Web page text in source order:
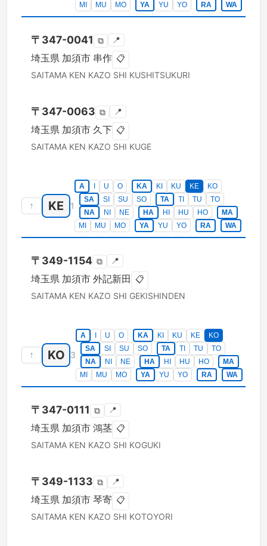
MI
MU MO YA YU YO RA WA
〒 347-0041 ⧉ 📍
埼玉県 加須市 串作 📋
SAITAMA KEN KAZO SHI KUSHITSUKURI
〒 347-0063 ⧉ 📍
埼玉県 加須市 久下 📋
SAITAMA KEN KAZO SHI KUGE
↑ KE 1
A U O KA KI KU KE
KO
SA
SI SU SO TA TI TU
TO
NA
NI NE HA HI HU HO
MA
MI
MU MO YA YU YO RA WA
〒 349-1154 ⧉ 📍
埼玉県 加須市 外記新田 📋
SAITAMA KEN KAZO SHI GEKISHINDEN
↑ KO 3
A U O KA KI KU KE
KO
SA
SI SU SO TA TI TU
TO
NA
NI NE HA HI HU HO
MA
MI
MU MO YA YU YO RA WA
〒 347-0111 ⧉ 📍
埼玉県 加須市 鴻茎 📋
SAITAMA KEN KAZO SHI KOGUKI
〒 349-1133 ⧉ 📍
埼玉県 加須市 琴寄 📋
SAITAMA KEN KAZO SHI KOTOYORI